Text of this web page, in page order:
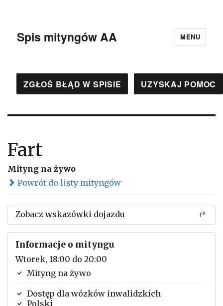
Spis mityngów AA MENU
ZGŁOŚ BŁĄD W SPISIE UZYSKAJ POMOC
Fart
Mityng na żywo
Powrót do listy mityngów
Zobacz wskazówki dojazdu
Informacje o mityngu
Wtorek, 18:00 do 20:00
Mityng na żywo
Dostęp dla wózków inwalidzkich
Polski